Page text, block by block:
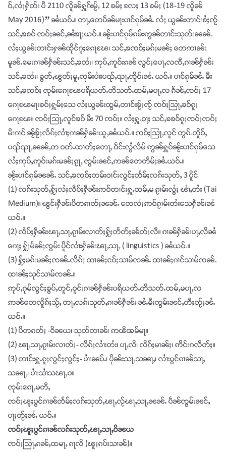
ဝ်ႇလႆႈႁဵတ်း ပီ 2110 လိူၼ်ႁူၵ်းမႂ်ႇ 12 ၶမ်ႈ လႄႈ 13 ၶမ်ႈ (18-19 လိူၼ်
May 2016)” ၼႆယဝ်ႉ။ တႃႇတေပဵၼ်မႃးပၢင်ၵုမ်ၼႆႉ လႆႈ ယွၼ်းတၢင်းၶႆႈၸႂ်
သင်ႇၶၶဝ် ၸဝ်ႈၼင်ႇၼႆၶႃႈယဝ်ႉ။ ၼႂ်းပၢင်ၵုမ်ၵမ်းဢွၼ်တၢင်းသုတ်းၼၼ်ႉ
လႆႈယွၼ်းတၢင်းႁၼ်ထိုင်ၵူႈၵေႃၽႄ၊ သင်ႇၶၸဝ်ႈမၵ်ႈမၼ်ႈ တေဢၢၼ်း
မူၼ်ႉမေးၵၢၼ်ႁဵၼ်းသင်ႇၶတႆး၊ ဢုပ်ႇဢူဝ်းၵၼ် လွင်ႈပေႃႇလၸီႇၵၢၼ်ႁဵၼ်း
သင်ႇၶတႆး၊ ၶွတ်ႇၽွတ်ႈမူႇၸုမ်းပၢႆးပၺ်ႇၺႃႇၸိူဝ်းၼႆႉ ယဝ်ႉ။ ပၢင်ၵုမ်ၼႆႉ မီး
သင်ႇၶၸဝ်ႈ ၸုမ်းၵေႃၽႄပရိယတ်ႉတိသတ်ႉထမ်ႇမပႃႇလ ၵႅၼ်ႇၸဝ်ႈ 17
ၵေႃၽႄမႃးၶဝ်ႈႁူမ်ႈသေ လႆႈယွၼ်းထွမ်ႇတၢင်းၶႂ်ႈၸႂ် ၸဝ်ႈသြႃႇၶဝ်ၵူႈ
ၵေႃၽႄ။ ၸဝ်ႈသြႃႇလူင်ၶဝ် မီး 70 ၸဝ်ႈ။ လႆႈႁူႉဝႃႈ သင်ႇၶၶဝ်ၵူႈၸဝ်ႈၸဝ်ႈ
မီးၵၢင် ၼႂ်ၶႂ်ႈလႅၵ်ႈလၢႆႈၵၢၼ်ႁဵၼ်းယူႇၼႆယဝ်ႉ။ ၸဝ်ႈသြႃႇလူင် တွၵ်ႉတိူဝ်ႇ
ပၺ်ၺႃႇၼၼ်ႇတ ဝတ်ႉထၢတ်ႈတေႃႇ ဝဵင်းလွႆလႅမ် ဢွၼ်ႁူဝ်ၼႂ်းပၢင်ၵုမ်သေ
လႆႈဢုပ်ႇဢူဝ်းမၵ်းမၼ်ႈၵႂႃႇ ၸွမ်းၼင်ႇဢၼ်တေတႅမ်ႈၼႆႉယဝ်ႉ။
ၼႂ်းပၢင်ၵုမ်ၼၼ်ႉ သင်ႇၶၸဝ်ႈတမ်းဝၢင်းလွင်ႈတႅမ်ႈလၵ်းသုတ်ႇ 3 ပိူင်
(1) လၵ်းသုတ်ႇႁႂ်ႈလႆႈလဵပ်ႈႁဵၼ်းဢဝ်တၢင်းႁူႉထမ်ႇမ ၵႂၢမ်းလွႆႈ ၽၢႆႇတႆး (Tai
Medium)။ ၽွင်းႁဵၼ်းပိတၵၢတ်ႈၼၼ်ႉ တေလႆႈဢဝ်ၵႂၢမ်းတႆးသေႁဵၼ်းၼႆ
ယဝ်ႉ။
(2) လဵပ်ႈႁဵၼ်းၽႃႇသႃႇၵႂၢမ်းလၢတ်ႈႁႂ်ႈတႅတ်ႈၼႅတ်ႈလီ။ ၵၢၼ်ႁဵၼ်းပႃႇလိၼႆ
ၵေႃႈ ႁႂ်ႈမႅၼ်ႈၸွမ်း ပိူင်လၢႆးႁဵၼ်းၽႃႇသႃႇ ( linguistics ) ၼႆယဝ်ႉ။
(3) ႁႂ်ႈမၵ်းမၼ်ႈၸၼ်ႉလိၵ်ႈ ထၢၼ်ႈငဝ်ႈသၢမ်ၸၼ်ႉ ထၢၼ်ႈၵၢင်သၢမ်ၸၼ်ႉ
ထၢၼ်ႈသုင်သၢမ်ၸၼ်ႉ။
ဢုပ်ႇၵုမ်လွင်ႈၶွပ်ႇတူင်ႇဝူင်းၵၢၼ်ႁဵၼ်းပရိယတ်ႉတိသတ်ႉထမ်ႇမပႃႇလ
ဢၼ်တေလိူၵ်ႈသႂ်ႇ တႃႇလၵ်းသုတ်ႇၵၢၼ်ႁဵၼ်း ၼႆႉမီးၸွမ်းၼင်ႇတီႈတႂ်ႈၼႆႉ
ယဝ်ႉ။
(1) ပိတၵတ်ႈ -ဝိၼယ၊ သုတ်တၢၼ်၊ ဢꧤိꩪမ်မႃ။
(2) ၽႃႇသႃႇၵႂၢမ်းလၢတ်ႈ- လိၵ်ႈလၢႆးတႆး၊ ပႃႇလိ၊ လိၵ်ႈမၢၼ်ႈ၊ ဢိင်းၵလဵတ်ႈ။
(3) တၢင်းႁူႉၵူႈလွင်ႈလွင်ႈ- ပၢႆးၼပ်ႉ၊ ပိုၼ်းသႃႇသၼႃႇ၊ လၢႆးပွင်ၵၢၼ်သႃႇ
သၼႃႇ၊ ပၢႆးသၢႆသၽႃႇဝ။
ၸုမ်းၵေႃႇမတီႇ
ၸဝ်ႈၽူႈပွင်ၵၢၼ်တႅမ်ႈလၵ်းသုတ်ႇၽႃႇလႂ်ၽႃႇသႃႇၼၼ်ႉ ပဵၼ်ၸွမ်းၼင်ႇ
ပႃႈတႂ်ႈၼႆႉ ယဝ်ႉ။
ၸဝ်ႈၽူႈပွင်ၵၢၼ်လၵ်းသုတ်ႇၽႃႇသႃႇဝိၼယ
ၸဝ်ႈသြႃႇၵၼ်ႇထမႃႇ ၵႃလိ (ၽူႈၵပ်းသၢၼ်)။